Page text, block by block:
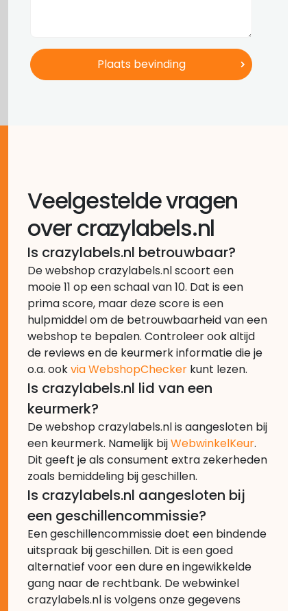
Veelgestelde vragen
over crazylabels.nl
Is crazylabels.nl betrouwbaar?
De webshop crazylabels.nl scoort een
mooie 11 op een schaal van 10. Dat is een
prima score, maar deze score is een
hulpmiddel om de betrouwbaarheid van een
webshop te bepalen. Controleer ook altijd
de reviews en de keurmerk informatie die je
o.a. ookvia WebshopChecker kunt lezen.
Is crazylabels.nl lid van een
keurmerk?
De webshop crazylabels.nl is aangesloten bij
een keurmerk. Namelijk bijWebwinkelKeur.
Dit geeft je als consument extra zekerheden
zoals bemiddeling bij geschillen.
Is crazylabels.nl aangesloten bij
een geschillencommissie?
Een geschillencommissie doet een bindende
uitspraak bij geschillen. Dit is een goed
alternatief voor een dure en ingewikkelde
gang naar de rechtbank. De webwinkel
crazylabels.nl is volgens onze gegevens